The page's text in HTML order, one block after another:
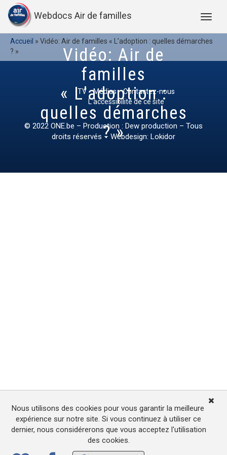
Webdocs Air de familles
Accueil » Vidéo: Air de familles « L’adoption : quelles démarches
? »
Vidéo: Air de
familles
« L’adoption :
quelles démarches
? »
TV Médias
Contactez-nous
L’accessibilité de ce site
© 2022 ONE.be – Production : Dew production – Tous
droits réservés – Webdesign: Lokidor
Nous utilisons des cookies pour vous garantir la meilleure
expérience sur notre site. Si vous continuez à utiliser ce
dernier, nous considérerons que vous acceptez l'utilisation
des cookies.